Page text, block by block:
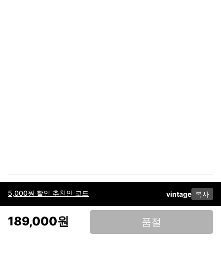
5,000원 할인 추천인 코드 vintage 복사
189,000원 품절
이용약관고객센터판매개인정보 처리방침사업자 정보다운로드